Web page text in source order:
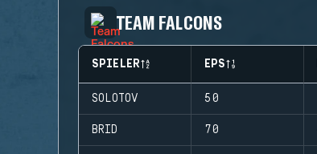
TEAM FALCONS
SPIELER EPS
SOLOTOV 50
BRID 70